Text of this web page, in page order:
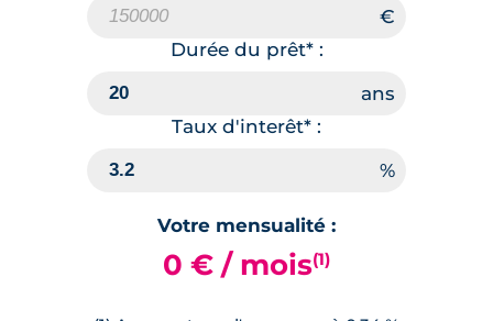
Durée du prêt* :
Taux d'interêt* :
Votre mensualité :
0 € / mois(1)